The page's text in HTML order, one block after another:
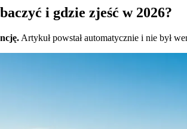
i gdzie zjeść w 2026?
Artykuł powstał automatycznie i nie był